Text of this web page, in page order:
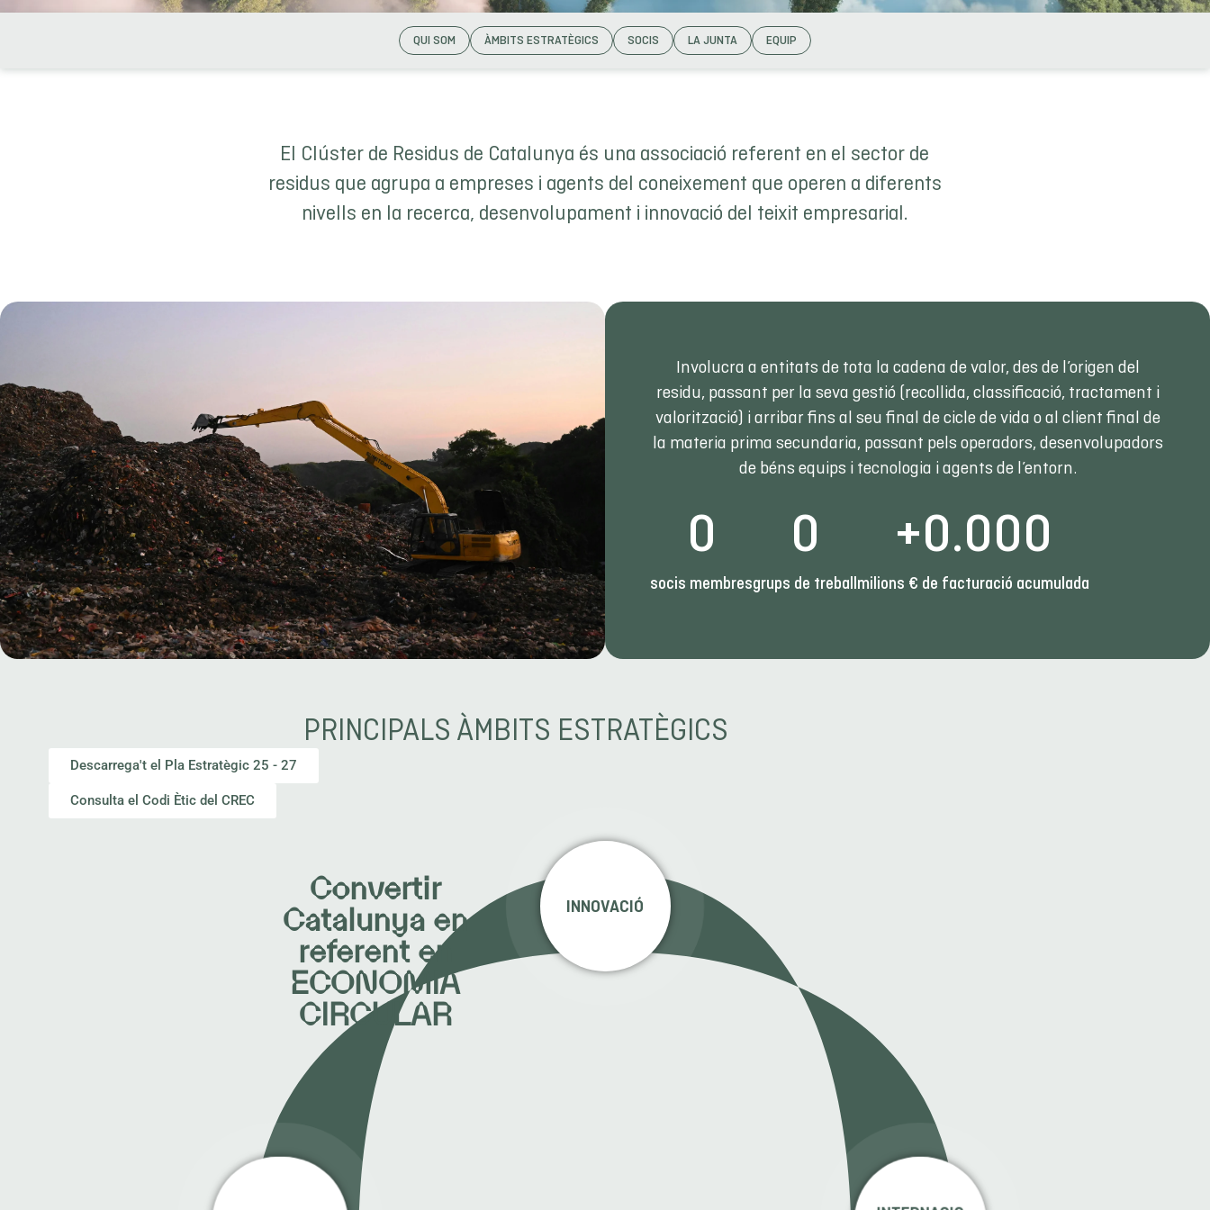
QUI SOM ÀMBITS ESTRATÈGICS SOCIS LA JUNTA EQUIP
El Clúster de Residus de Catalunya és una associació referent en el sector de
residus que agrupa a empreses i agents del coneixement que operen a diferents
nivells en la recerca, desenvolupament i innovació del teixit empresarial.
Involucra a entitats de tota la cadena de valor, des de l’origen del
residu, passant per la seva gestió (recollida, classificació, tractament i
valorització) i arribar fins al seu final de cicle de vida o al client final de
la materia prima secundaria, passant pels operadors, desenvolupadors
de béns equips i tecnologia i agents de l’entorn.
socis membres
0
grups de treball
0
milions € de facturació acumulada
+0.000
PRINCIPALS ÀMBITS ESTRATÈGICS
Descarrega't el Pla Estratègic 25 - 27
Consulta el Codi Ètic del CREC
Convertir
Catalunya en
referent en
ECONOMIA
CIRCULAR
INNOVACIÓ